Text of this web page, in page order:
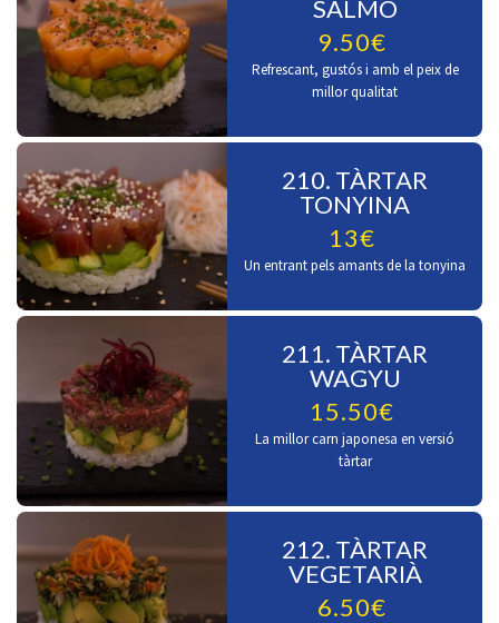
SALMÓ
9.50€
Refrescant, gustós i amb el peix de
millor qualitat
210. TÀRTAR
TONYINA
13€
Un entrant pels amants de la tonyina
211. TÀRTAR
WAGYU
15.50€
La millor carn japonesa en versió
tàrtar
212. TÀRTAR
VEGETARIÀ
6.50€